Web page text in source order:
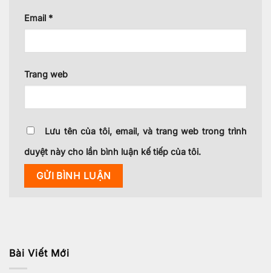
Email *
Trang web
Lưu tên của tôi, email, và trang web trong trình
duyệt này cho lần bình luận kế tiếp của tôi.
Bài Viết Mới